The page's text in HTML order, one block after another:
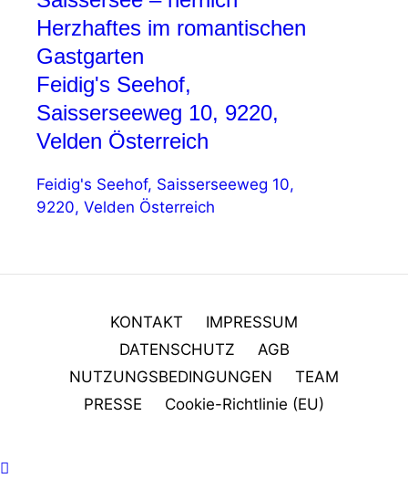
Herzhaftes im romantischen
Gastgarten
Feidig's Seehof,
Saisserseeweg 10, 9220,
Velden Österreich
Feidig's Seehof, Saisserseeweg 10,
9220, Velden Österreich
KONTAKT
IMPRESSUM
DATENSCHUTZ
AGB
NUTZUNGSBEDINGUNGEN
TEAM
PRESSE
Cookie-Richtlinie (EU)